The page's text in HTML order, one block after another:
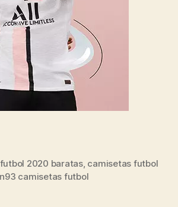
2020 baratas, camisetas futbol
camisetas futbol